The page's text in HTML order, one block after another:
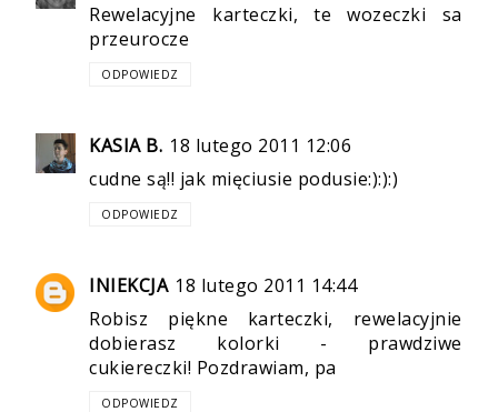
Rewelacyjne karteczki, te wozeczki sa
przeurocze
ODPOWIEDZ
KASIA B. 18 lutego 2011 12:06
cudne są!! jak mięciusie podusie:):):)
ODPOWIEDZ
INIEKCJA 18 lutego 2011 14:44
Robisz piękne karteczki, rewelacyjnie
dobierasz kolorki - prawdziwe
cukiereczki! Pozdrawiam, pa
ODPOWIEDZ